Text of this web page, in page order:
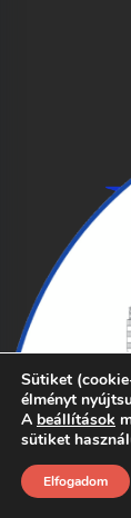
Sütiket
élményt
A beállítások
sütiket
Elfogadom